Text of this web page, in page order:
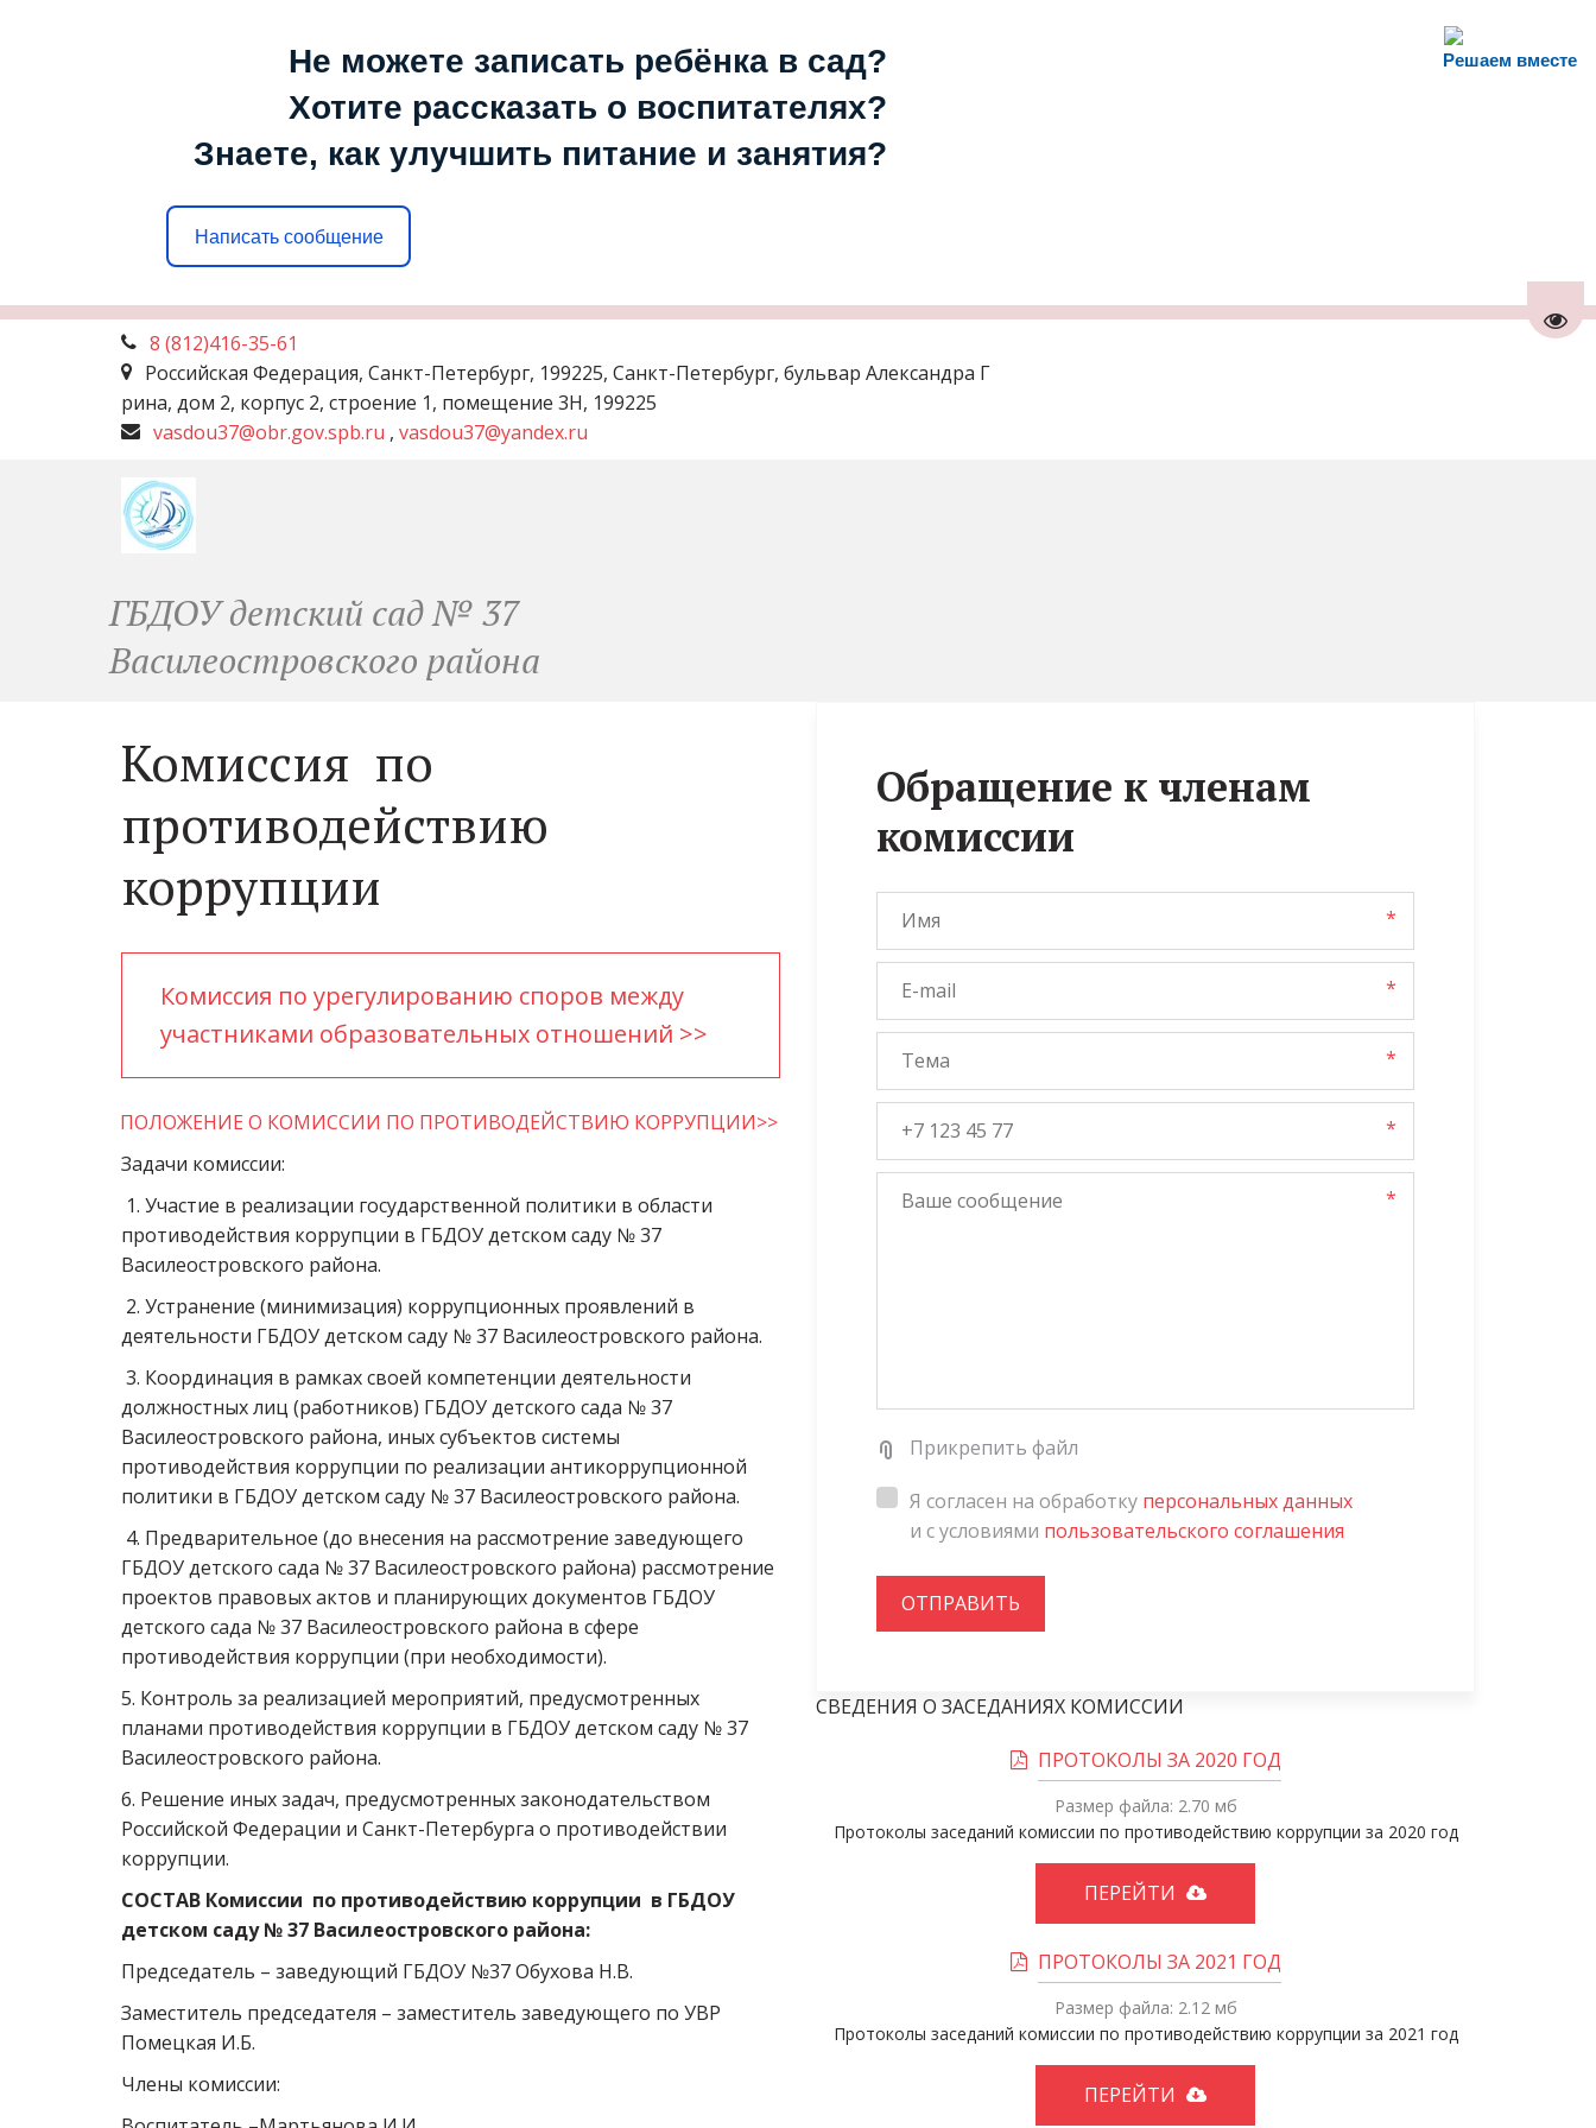
Решаем вместе
Не можете записать ребёнка в сад?
Хотите рассказать о воспитателях?
Знаете, как улучшить питание и занятия?
Написать сообщение
8 (812)416-35-61
Российская Федерация, Санкт-Петербург, 199225, Санкт-Петербург, бульвар Александра Г
рина, дом 2, корпус 2, строение 1, помещение 3Н, 199225
vasdou37@obr.gov.spb.ru , vasdou37@yandex.ru
ГБДОУ детский сад № 37
Василеостровского района
Комиссия  по
противодействию
коррупции
Комиссия по урегулированию споров между
участниками образовательных отношений >>
ПОЛОЖЕНИЕ О КОМИССИИ ПО ПРОТИВОДЕЙСТВИЮ КОРРУПЦИИ>>
Задачи комиссии:
1. Участие в реализации государственной политики в области
противодействия коррупции в ГБДОУ детском саду № 37
Василеостровского района.
2. Устранение (минимизация) коррупционных проявлений в
деятельности ГБДОУ детском саду № 37 Василеостровского района.
3. Координация в рамках своей компетенции деятельности
должностных лиц (работников) ГБДОУ детского сада № 37
Василеостровского района, иных субъектов системы
противодействия коррупции по реализации антикоррупционной
политики в ГБДОУ детском саду № 37 Василеостровского района.
4. Предварительное (до внесения на рассмотрение заведующего
ГБДОУ детского сада № 37 Василеостровского района) рассмотрение
проектов правовых актов и планирующих документов ГБДОУ
детского сада № 37 Василеостровского района в сфере
противодействия коррупции (при необходимости).
5. Контроль за реализацией мероприятий, предусмотренных
планами противодействия коррупции в ГБДОУ детском саду № 37
Василеостровского района.
6. Решение иных задач, предусмотренных законодательством
Российской Федерации и Санкт-Петербурга о противодействии
коррупции.
СОСТАВ Комиссии  по противодействию коррупции  в ГБДОУ
детском саду № 37 Василеостровского района:
Председатель – заведующий ГБДОУ №37 Обухова Н.В.
Заместитель председателя – заместитель заведующего по УВР
Помецкая И.Б.
Члены комиссии:
Обращение к членам
комиссии
*
*
*
*
*
Прикрепить файл
Я согласен на обработку персональных данных
и с условиями пользовательского соглашения
ОТПРАВИТЬ
СВЕДЕНИЯ О ЗАСЕДАНИЯХ КОМИССИИ
ПРОТОКОЛЫ ЗА 2020 ГОД
Размер файла: 2.70 мб
Протоколы заседаний комиссии по противодействию коррупции за 2020 год
ПЕРЕЙТИ
ПРОТОКОЛЫ ЗА 2021 ГОД
Размер файла: 2.12 мб
Протоколы заседаний комиссии по противодействию коррупции за 2021 год
ПЕРЕЙТИ